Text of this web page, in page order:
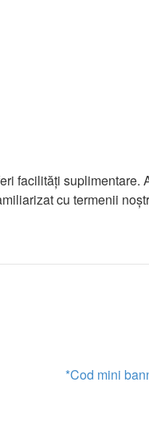
facilităţi
cu termenii
*Cod mini